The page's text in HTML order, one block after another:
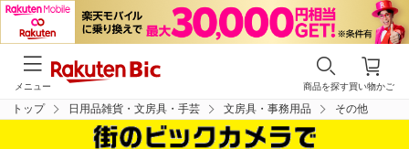
買い物かご
商品を探す
メニュー
トップ 日用品雑貨・文房具・手芸 文房具・事務用品 その他